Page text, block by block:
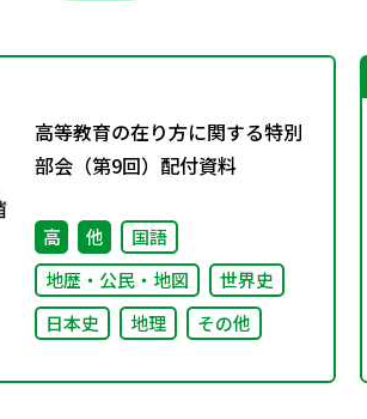
高等教育の在り方に関する特別
部会（第9回）配付資料
高 他
国語
地歴・公民・地図
世界史
日本史
地理 その他